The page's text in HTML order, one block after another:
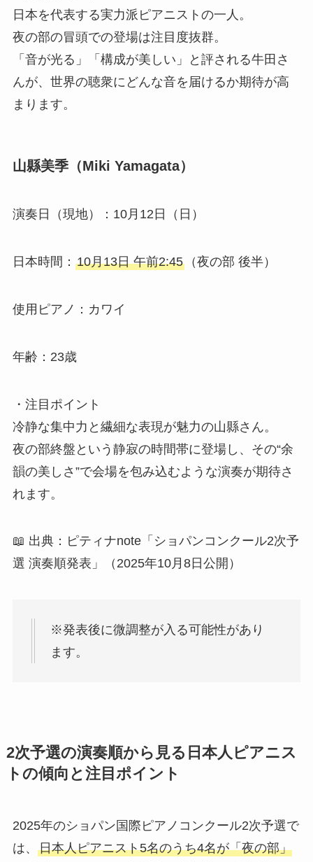
日本を代表する実力派ピアニストの一人。
夜の部の冒頭での登場は注目度抜群。
「音が光る」「構成が美しい」と評される牛田さ
んが、世界の聴衆にどんな音を届けるか期待が高
まります。
山縣美季（Miki Yamagata）
演奏日（現地）：10月12日（日）
日本時間： 10月13日 午前2:45（夜の部 後半）
使用ピアノ：カワイ
年齢：23歳
・注目ポイント
冷静な集中力と繊細な表現が魅力の山縣さん。
夜の部終盤という静寂の時間帯に登場し、その“余
韻の美しさ”で会場を包み込むような演奏が期待さ
れます。
📖 出典：ピティナnote「ショパンコンクール2次予
選 演奏順発表」（2025年10月8日公開）
※発表後に微調整が入る可能性があり
ます。
2次予選の演奏順から見る日本人ピアニス
トの傾向と注目ポイント
2025年のショパン国際ピアノコンクール2次予選で
は、 日本人ピアニスト5名のうち4名が「夜の部」